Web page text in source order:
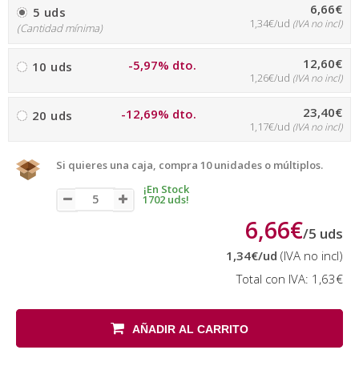
5 uds
(Cantidad mínima)
6,66€
1,34€/ud (IVA no incl)
10 uds -5,97% dto. 12,60€
1,26€/ud (IVA no incl)
20 uds -12,69% dto. 23,40€
1,17€/ud (IVA no incl)
Si quieres una caja, compra 10 unidades o múltiplos.
¡En Stock
1702 uds!
6,66€/5 uds
1,34€/ud (IVA no incl)
Total con IVA: 1,63€
AÑADIR AL CARRITO